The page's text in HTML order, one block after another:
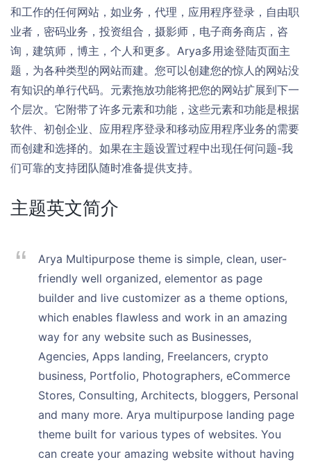
和工作的任何网站，如业务，代理，应用程序登录，自由职
业者，密码业务，投资组合，摄影师，电子商务商店，咨
询，建筑师，博主，个人和更多。Arya多用途登陆页面主
题，为各种类型的网站而建。您可以创建您的惊人的网站没
有知识的单行代码。元素拖放功能将把您的网站扩展到下一
个层次。它附带了许多元素和功能，这些元素和功能是根据
软件、初创企业、应用程序登录和移动应用程序业务的需要
而创建和选择的。如果在主题设置过程中出现任何问题-我
们可靠的支持团队随时准备提供支持。
主题英文简介
Arya Multipurpose theme is simple, clean, user-
friendly well organized, elementor as page
builder and live customizer as a theme options,
which enables flawless and work in an amazing
way for any website such as Businesses,
Agencies, Apps landing, Freelancers, crypto
business, Portfolio, Photographers, eCommerce
Stores, Consulting, Architects, bloggers, Personal
and many more. Arya multipurpose landing page
theme built for various types of websites. You
can create your amazing website without having